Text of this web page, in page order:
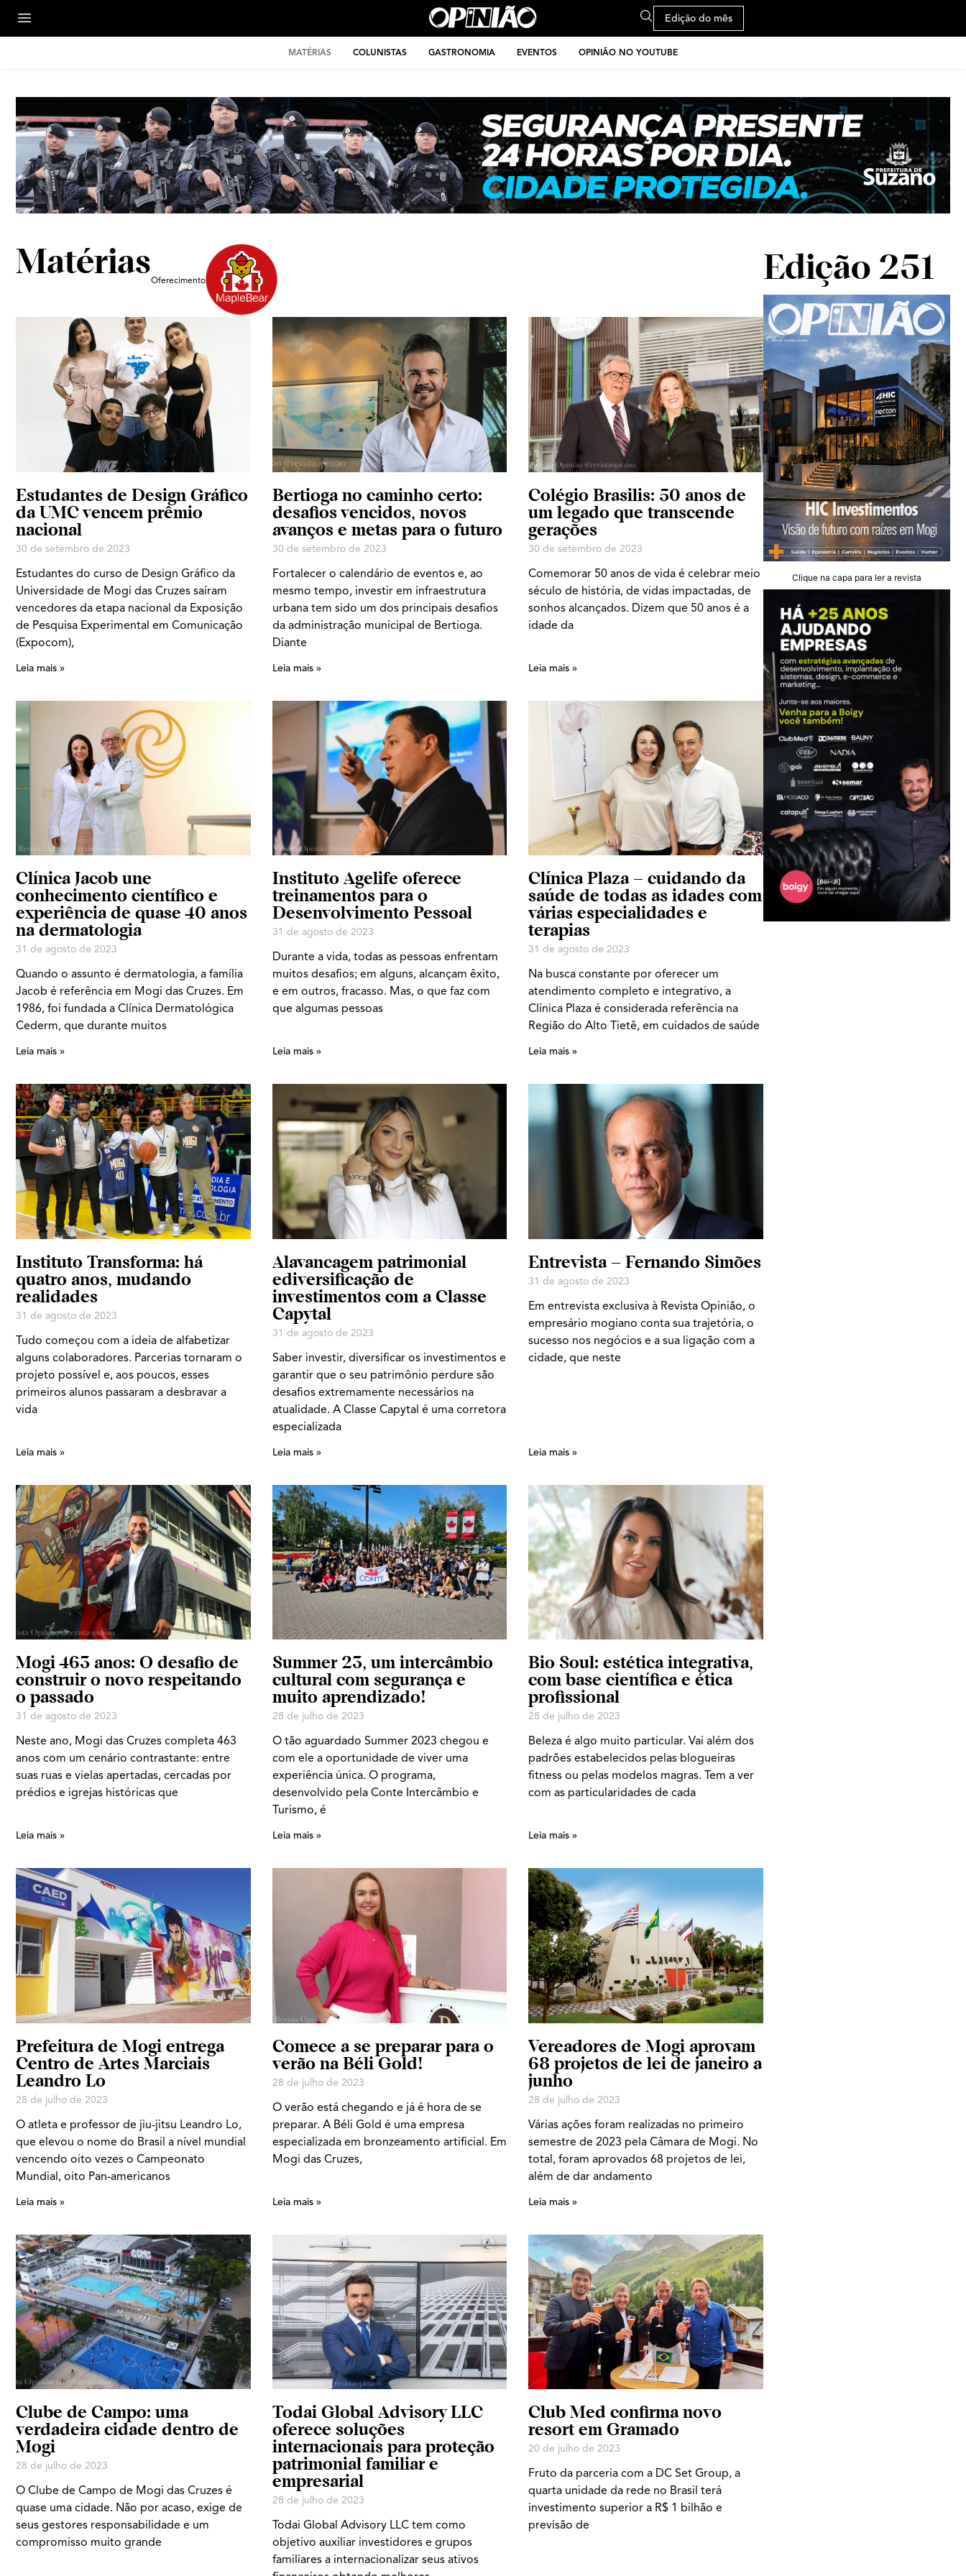
Edição do mês
MATÉRIAS COLUNISTAS GASTRONOMIA EVENTOS OPINIÃO NO YOUTUBE
MatériasOferecimento
Estudantes de Design Gráfico
da UMC vencem prêmio
nacional
30 de setembro de 2023
Estudantes do curso de Design Gráfico da
Universidade de Mogi das Cruzes saíram
vencedores da etapa nacional da Exposição
de Pesquisa Experimental em Comunicação
(Expocom),
Leia mais »
Bertioga no caminho certo:
desafios vencidos, novos
avanços e metas para o futuro
30 de setembro de 2023
Fortalecer o calendário de eventos e, ao
mesmo tempo, investir em infraestrutura
urbana tem sido um dos principais desafios
da administração municipal de Bertioga.
Diante
Leia mais »
Colégio Brasilis: 50 anos de
um legado que transcende
gerações
30 de setembro de 2023
Comemorar 50 anos de vida é celebrar meio
século de história, de vidas impactadas, de
sonhos alcançados. Dizem que 50 anos é a
idade da
Leia mais »
Clínica Jacob une
conhecimento científico e
experiência de quase 40 anos
na dermatologia
31 de agosto de 2023
Quando o assunto é dermatologia, a família
Jacob é referência em Mogi das Cruzes. Em
1986, foi fundada a Clínica Dermatológica
Cederm, que durante muitos
Leia mais »
Instituto Agelife oferece
treinamentos para o
Desenvolvimento Pessoal
31 de agosto de 2023
Durante a vida, todas as pessoas enfrentam
muitos desafios; em alguns, alcançam êxito,
e em outros, fracasso. Mas, o que faz com
que algumas pessoas
Leia mais »
Clínica Plaza – cuidando da
saúde de todas as idades com
várias especialidades e
terapias
31 de agosto de 2023
Na busca constante por oferecer um
atendimento completo e integrativo, a
Clínica Plaza é considerada referência na
Região do Alto Tietê, em cuidados de saúde
Leia mais »
Instituto Transforma: há
quatro anos, mudando
realidades
31 de agosto de 2023
Tudo começou com a ideia de alfabetizar
alguns colaboradores. Parcerias tornaram o
projeto possível e, aos poucos, esses
primeiros alunos passaram a desbravar a
vida
Leia mais »
Alavancagem patrimonial
ediversificação de
investimentos com a Classe
Capytal
31 de agosto de 2023
Saber investir, diversificar os investimentos e
garantir que o seu patrimônio perdure são
desafios extremamente necessários na
atualidade. A Classe Capytal é uma corretora
especializada
Leia mais »
Entrevista – Fernando Simões
31 de agosto de 2023
Em entrevista exclusiva à Revista Opinião, o
empresário mogiano conta sua trajetória, o
sucesso nos negócios e a sua ligação com a
cidade, que neste
Leia mais »
Mogi 463 anos: O desafio de
construir o novo respeitando
o passado
31 de agosto de 2023
Neste ano, Mogi das Cruzes completa 463
anos com um cenário contrastante: entre
suas ruas e vielas apertadas, cercadas por
prédios e igrejas históricas que
Leia mais »
Summer 23, um intercâmbio
cultural com segurança e
muito aprendizado!
28 de julho de 2023
O tão aguardado Summer 2023 chegou e
com ele a oportunidade de viver uma
experiência única. O programa,
desenvolvido pela Conte Intercâmbio e
Turismo, é
Leia mais »
Bio Soul: estética integrativa,
com base científica e ética
profissional
28 de julho de 2023
Beleza é algo muito particular. Vai além dos
padrões estabelecidos pelas blogueiras
fitness ou pelas modelos magras. Tem a ver
com as particularidades de cada
Leia mais »
Prefeitura de Mogi entrega
Centro de Artes Marciais
Leandro Lo
28 de julho de 2023
O atleta e professor de jiu-jitsu Leandro Lo,
que elevou o nome do Brasil a nível mundial
vencendo oito vezes o Campeonato
Mundial, oito Pan-americanos
Leia mais »
Comece a se preparar para o
verão na Béli Gold!
28 de julho de 2023
O verão está chegando e já é hora de se
preparar. A Béli Gold é uma empresa
especializada em bronzeamento artificial. Em
Mogi das Cruzes,
Leia mais »
Vereadores de Mogi aprovam
68 projetos de lei de janeiro a
junho
28 de julho de 2023
Várias ações foram realizadas no primeiro
semestre de 2023 pela Câmara de Mogi. No
total, foram aprovados 68 projetos de lei,
além de dar andamento
Leia mais »
Clube de Campo: uma
verdadeira cidade dentro de
Mogi
28 de julho de 2023
O Clube de Campo de Mogi das Cruzes é
quase uma cidade. Não por acaso, exige de
seus gestores responsabilidade e um
compromisso muito grande
Todai Global Advisory LLC
oferece soluções
internacionais para proteção
patrimonial familiar e
empresarial
28 de julho de 2023
Todai Global Advisory LLC tem como
objetivo auxiliar investidores e grupos
familiares a internacionalizar seus ativos
Club Med confirma novo
resort em Gramado
20 de julho de 2023
Fruto da parceria com a DC Set Group, a
quarta unidade da rede no Brasil terá
investimento superior a R$ 1 bilhão e
previsão de
Edição 251
Clique na capa para ler a revista